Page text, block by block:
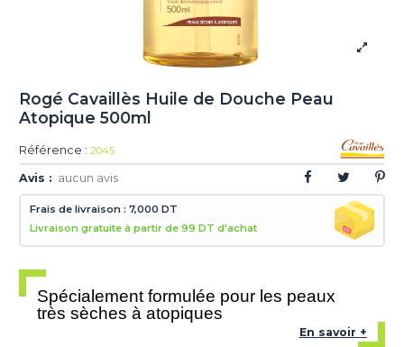
Rogé Cavaillès Huile de Douche Peau
Atopique 500ml
Référence : 2045
Avis : aucun avis
Frais de livraison : 7,000 DT
Livraison gratuite à partir de 99 DT d'achat
Spécialement formulée pour les peaux
très sèches à atopiques
En savoir +